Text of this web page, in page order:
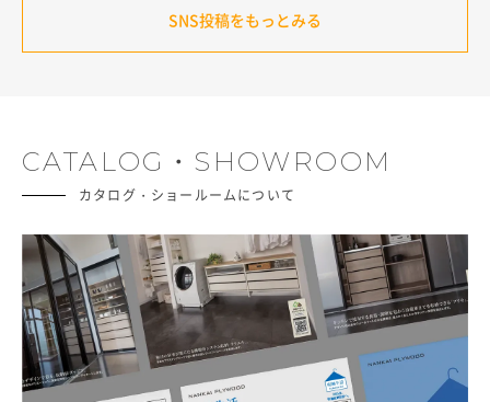
SNS投稿をもっとみる
CATALOG・SHOWROOM
カタログ・ショールームについて